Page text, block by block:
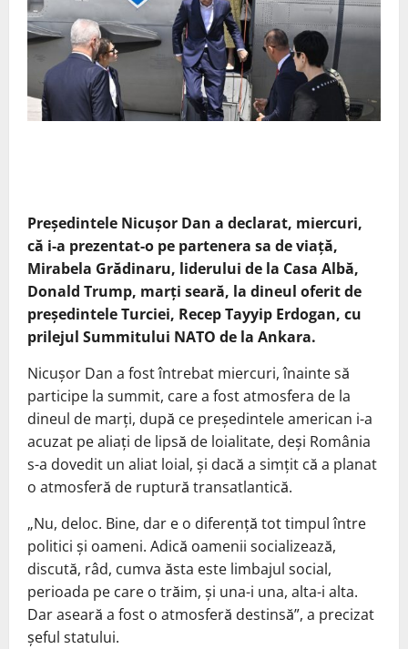
Preşedintele Nicuşor Dan a declarat, miercuri,
că i-a prezentat-o pe partenera sa de viaţă,
Mirabela Grădinaru, liderului de la Casa Albă,
Donald Trump, marţi seară, la dineul oferit de
preşedintele Turciei, Recep Tayyip Erdogan, cu
prilejul Summitului NATO de la Ankara.
Nicuşor Dan a fost întrebat miercuri, înainte să
participe la summit, care a fost atmosfera de la
dineul de marţi, după ce preşedintele american i-a
acuzat pe aliaţi de lipsă de loialitate, deşi România
s-a dovedit un aliat loial, şi dacă a simţit că a planat
o atmosferă de ruptură transatlantică.
„Nu, deloc. Bine, dar e o diferenţă tot timpul între
politici şi oameni. Adică oamenii socializează,
discută, râd, cumva ăsta este limbajul social,
perioada pe care o trăim, şi una-i una, alta-i alta.
Dar aseară a fost o atmosferă destinsă”, a precizat
şeful statului.